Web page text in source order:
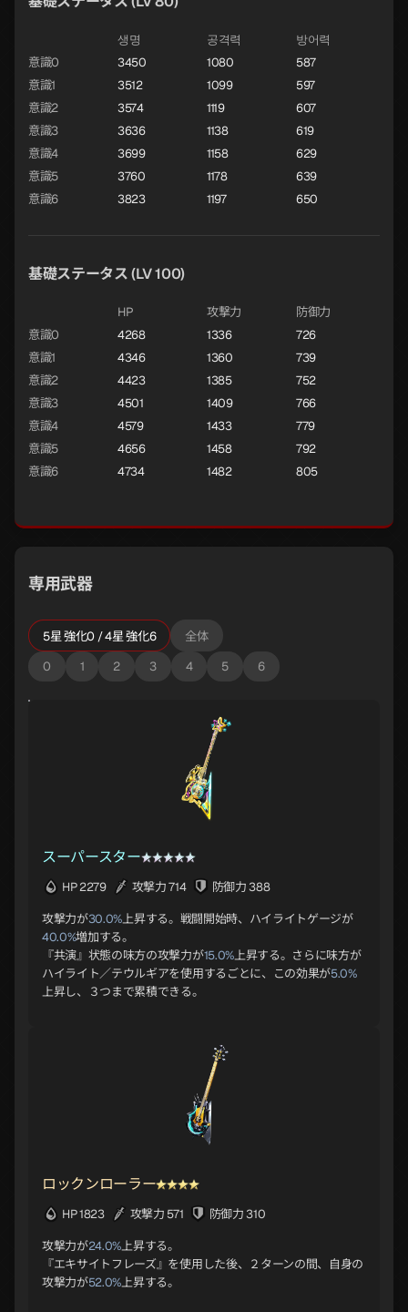
생명 공격력
방어력
意識0
3450 1080
587
意識1
3512 1099
597
意識2
3574 1119
607
意識3
3636 1138
619
意識4
3699 1158
629
意識5
3760 1178
639
意識6
3823 1197 650
基礎ステータス (LV 100)
HP 攻撃力
防御力
意識0
4268 1336
726
意識1
4346 1360
739
意識2
4423 1385
752
意識3
4501 1409
766
意識4
4579 1433
779
意識5
4656 1458
792
意識6
4734 1482 805
専用武器
5星 強化0 / 4星 強化6
全体
0
1 2 3 4 5 6
スーパースター
HP 2279 攻撃力 714 防御力 388
攻撃力が30.0%上昇する。戦闘開始時、ハイライトゲージが
40.0%増加する。
『共演』状態の味方の攻撃力が15.0%上昇する。さらに味方が
ハイライト／テウルギアを使用するごとに、この効果が5.0%
上昇し、３つまで累積できる。
ロックンローラー
HP 1823 攻撃力 571 防御力 310
攻撃力が24.0%上昇する。
『エキサイトフレーズ』を使用した後、２ターンの間、自身の
攻撃力が52.0%上昇する。